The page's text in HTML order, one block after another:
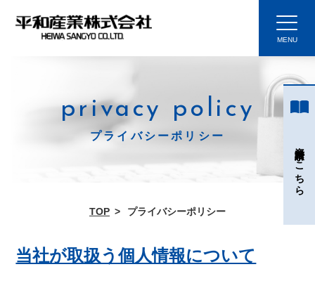
資料請求はこちら
privacy policy
プライバシーポリシー
TOP プライバシーポリシー
当社が取扱う個人情報について